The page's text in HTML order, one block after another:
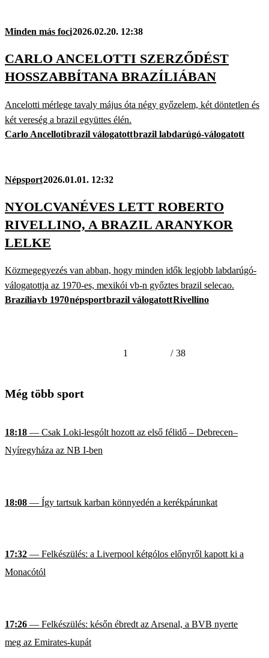
Minden más foci2026.02.20. 12:38
CARLO ANCELOTTI SZERZŐDÉST
HOSSZABBÍTANA BRAZÍLIÁBAN
Ancelotti mérlege tavaly május óta négy győzelem, két döntetlen és
két vereség a brazil együttes élén.
Carlo Ancellotibrazil válogatottbrazil labdarúgó-válogatott
Népsport2026.01.01. 12:32
NYOLCVANÉVES LETT ROBERTO
RIVELLINO, A BRAZIL ARANYKOR
LELKE
Közmegegyezés van abban, hogy minden idők legjobb labdarúgó-
válogatottja az 1970-es, mexikói vb-n győztes brazil selecao.
Brazíliavb 1970népsportbrazil válogatottRivellino
1 / 38
Még több sport
18:18 — Csak Loki-lesgólt hozott az első félidő – Debrecen–
Nyíregyháza az NB I-ben
18:08 — Így tartsuk karban könnyedén a kerékpárunkat
17:32 — Felkészülés: a Liverpool kétgólos előnyről kapott ki a
Monacótól
17:26 — Felkészülés: későn ébredt az Arsenal, a BVB nyerte
meg az Emirates-kupát